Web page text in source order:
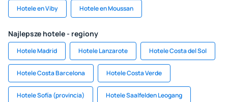
Hotele en Viby Hotele en Moussan
Najlepsze hotele - regiony
Hotele Madrid Hotele Lanzarote Hotele Costa del Sol
Hotele Costa Barcelona Hotele Costa Verde
Hotele Sofía (provincia) Hotele Saalfelden Leogang